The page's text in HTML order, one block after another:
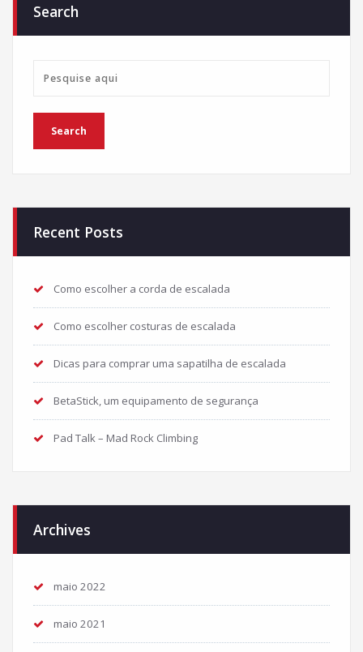
Search
Recent Posts
Como escolher a corda de escalada
Como escolher costuras de escalada
Dicas para comprar uma sapatilha de escalada
BetaStick, um equipamento de segurança
Pad Talk – Mad Rock Climbing
Archives
maio 2022
maio 2021